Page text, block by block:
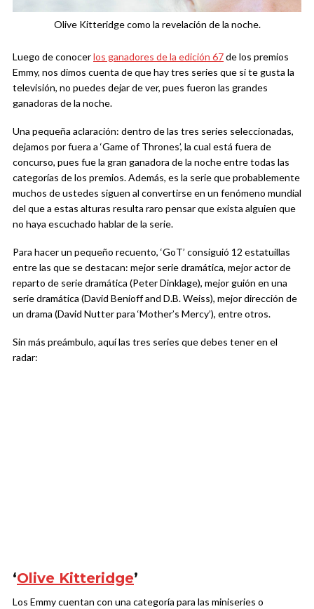
Olive Kitteridge como la revelación de la noche.
Luego de conocerlos ganadores de la edición 67de los premios
Emmy, nos dimos cuenta de que hay tres series que si te gusta la
televisión, no puedes dejar de ver, pues fueron las grandes
ganadoras de la noche.
Una pequeña aclaración: dentro de las tres series seleccionadas,
dejamos por fuera a ‘Game of Thrones’, la cual está fuera de
concurso, pues fue la gran ganadora de la noche entre todas las
categorías de los premios. Además, es la serie que probablemente
muchos de ustedes siguen al convertirse en un fenómeno mundial
del que a estas alturas resulta raro pensar que exista alguien que
no haya escuchado hablar de la serie.
Para hacer un pequeño recuento, ‘GoT’ consiguió 12 estatuillas
entre las que se destacan: mejor serie dramática, mejor actor de
reparto de serie dramática (Peter Dinklage), mejor guión en una
serie dramática (David Benioff and D.B. Weiss), mejor dirección de
un drama (David Nutter para ‘Mother’s Mercy’), entre otros.
Sin más preámbulo, aquí las tres series que debes tener en el
radar:
‘Olive Kitteridge’
Los Emmy cuentan con una categoría para las miniseries o